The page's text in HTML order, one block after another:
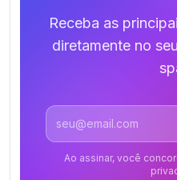
Receba as
diretamente no
Endereço de email
Ao assinar, você